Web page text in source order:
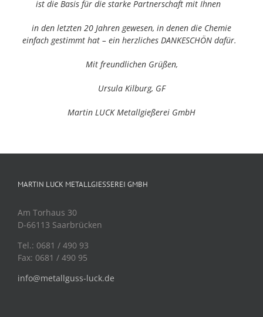
ist die Basis für die starke Partnerschaft mit Ihnen
in den letzten 20 Jahren gewesen, in denen die Chemie
einfach gestimmt hat – ein herzliches DANKESCHÖN dafür.
Mit freundlichen Grüßen,
Ursula Kilburg, GF
Martin LUCK Metallgießerei GmbH
MARTIN LUCK METALLGIESSEREI GMBH
Am Torhaus 30
D-66113 Saarbrücken
Tel.: 0681 / 490 93
Fax: 0681 / 490 95
info@metallguss-luck.de